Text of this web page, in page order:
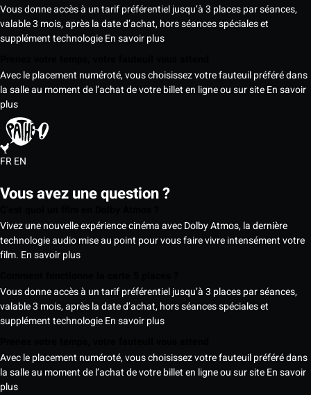
Vous donne accès à un tarif préférentiel jusqu’à 3 places par séances,
valable 3 mois, après la date d’achat, hors séances spéciales et
supplément technologieEn savoir plus
Avec le placement numéroté, vous choisissez votre fauteuil préféré dans
la salle au moment de l’achat de votre billet en ligne ou sur siteEn savoir
plus
FREN
Vous avez une question ?
Vivez une nouvelle expérience cinéma avec Dolby Atmos, la dernière
technologie audio mise au point pour vous faire vivre intensément votre
film. En savoir plus
Vous donne accès à un tarif préférentiel jusqu’à 3 places par séances,
valable 3 mois, après la date d’achat, hors séances spéciales et
supplément technologieEn savoir plus
Avec le placement numéroté, vous choisissez votre fauteuil préféré dans
la salle au moment de l’achat de votre billet en ligne ou sur siteEn savoir
plus